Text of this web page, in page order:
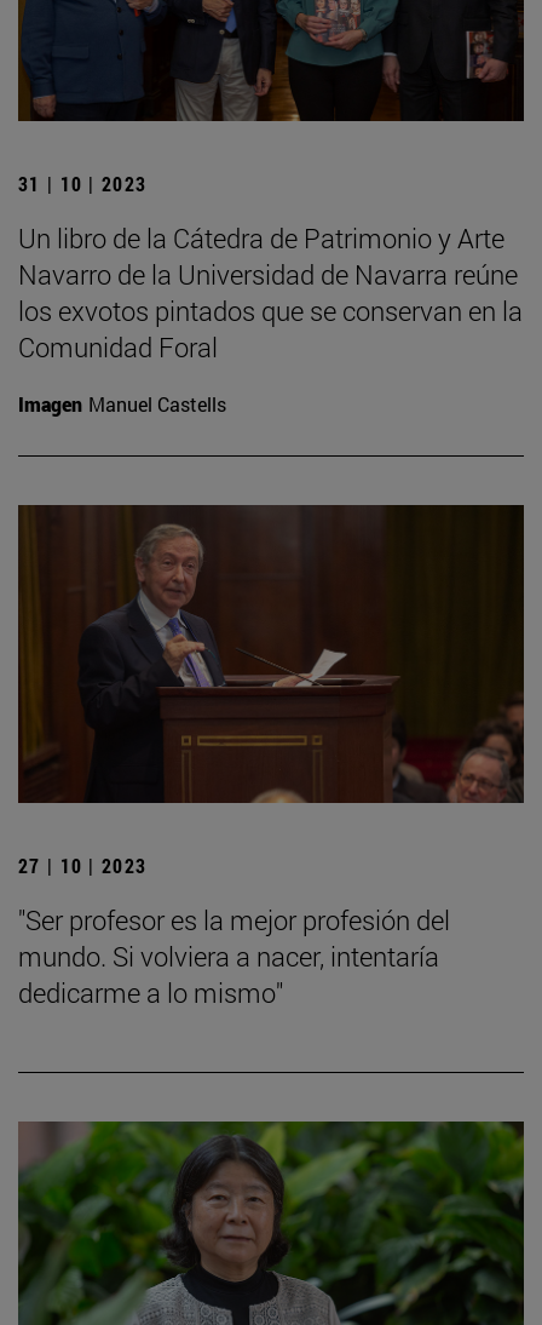
31 | 10 | 2023
Un libro de la Cátedra de Patrimonio y Arte
Navarro de la Universidad de Navarra reúne
los exvotos pintados que se conservan en la
Comunidad Foral
Imagen Manuel Castells
27 | 10 | 2023
"Ser profesor es la mejor profesión del
mundo. Si volviera a nacer, intentaría
dedicarme a lo mismo"